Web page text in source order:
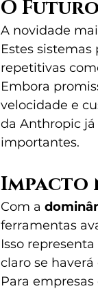
O
A novidade
Estes
repetitivas
Embora
velocidade e
da Anthropic
importantes.
Impacto
Com a
ferramentas
Isso
claro se
Para